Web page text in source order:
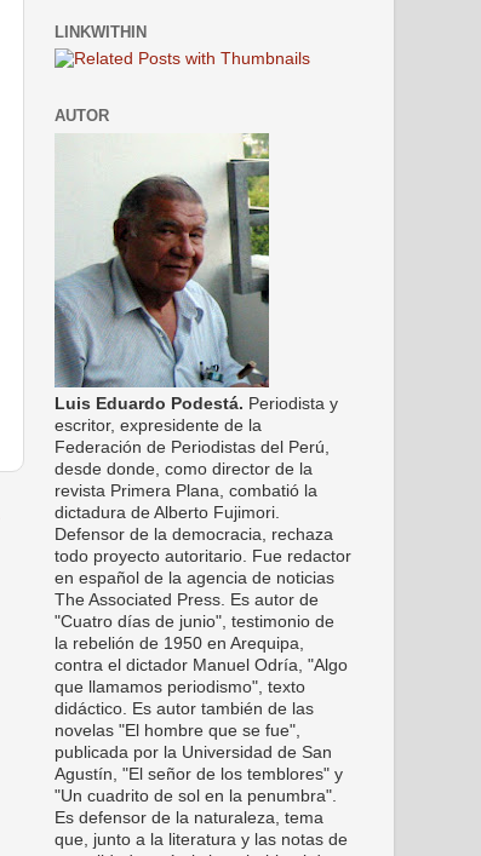
LINKWITHIN
AUTOR
Luis Eduardo Podestá. Periodista y
escritor, expresidente de la
Federación de Periodistas del Perú,
desde donde, como director de la
revista Primera Plana, combatió la
dictadura de Alberto Fujimori.
Defensor de la democracia, rechaza
todo proyecto autoritario. Fue redactor
en español de la agencia de noticias
The Associated Press. Es autor de
"Cuatro días de junio", testimonio de
la rebelión de 1950 en Arequipa,
contra el dictador Manuel Odría, "Algo
que llamamos periodismo", texto
didáctico. Es autor también de las
novelas "El hombre que se fue",
publicada por la Universidad de San
Agustín, "El señor de los temblores" y
"Un cuadrito de sol en la penumbra".
Es defensor de la naturaleza, tema
que, junto a la literatura y las notas de